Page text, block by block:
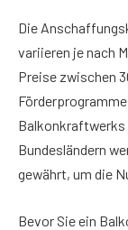
Die
variieren je nach
Preise zwischen
Balkonkraftwerks
Bundesländern
gewährt, um die
Bevor Sie ein